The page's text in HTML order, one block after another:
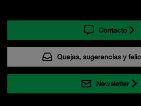
Contacto
Quejas, sugerencias y
Newsletter